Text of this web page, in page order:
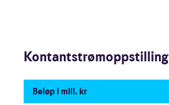
Kontantstrømoppstilling
Beløp i mill. kr